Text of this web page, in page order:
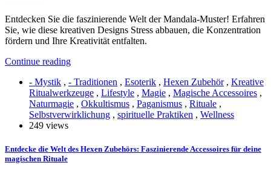
Entdecken Sie die faszinierende Welt der Mandala-Muster! Erfahren
Sie, wie diese kreativen Designs Stress abbauen, die Konzentration
fördern und Ihre Kreativität entfalten.
Continue reading
- Mystik , - Traditionen , Esoterik , Hexen Zubehör, Kreative
Ritualwerkzeuge , Lifestyle , Magie , Magische Accessoires ,
Naturmagie , Okkultismus , Paganismus , Rituale ,
Selbstverwirklichung , spirituelle Praktiken , Wellness
249 views
Entdecke die Welt des Hexen Zubehörs: Faszinierende Accessoires für deine
magischen Rituale